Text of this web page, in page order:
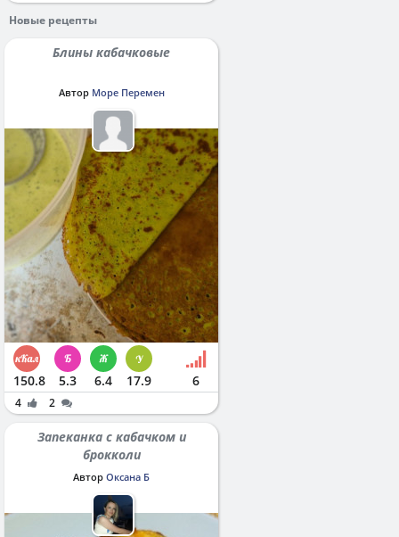
Новые рецепты
Блины кабачковые
Автор Море Перемен
150.8 5.3 6.4 17.9 6
4 2
Запеканка с кабачком и
брокколи
Автор Оксана Б